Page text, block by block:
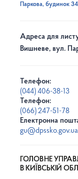
Паркова, будинок
Адреса для
Вишневе, вул.
Телефон:
(044) 406-38-13
Телефон:
(066) 247-51-78
Електронна
gu@dpssko.gov.ua
ГОЛОВНЕ
В КИЇВСЬКІЙ